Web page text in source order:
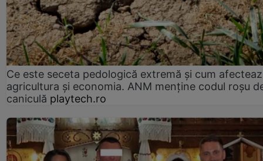
Ce este seceta pedologică extremă și cum
agricultura și economia. ANM menține codul roșu
caniculă playtech.ro